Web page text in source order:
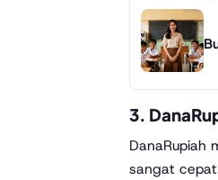
3.
DanaRupiah
sangat